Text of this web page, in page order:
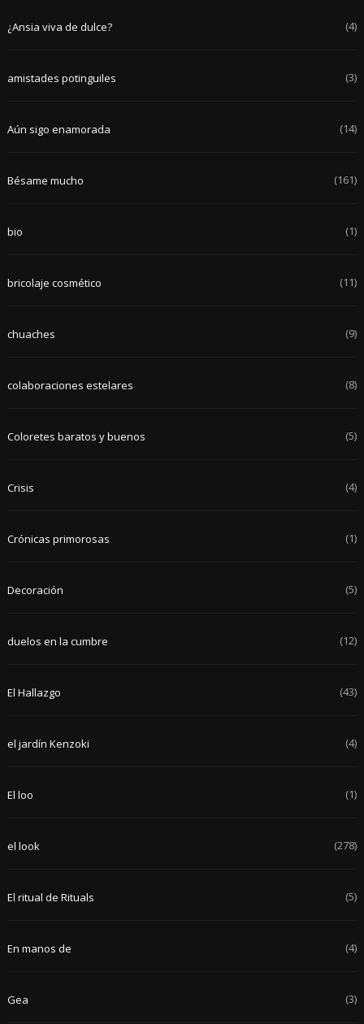
¿Ansia viva de dulce? (4)
amistades potinguiles (3)
Aún sigo enamorada (14)
Bésame mucho (161)
bio (1)
bricolaje cosmético (11)
chuaches (9)
colaboraciones estelares (8)
Coloretes baratos y buenos (5)
Crisis (4)
Crónicas primorosas (1)
Decoración (5)
duelos en la cumbre (12)
El Hallazgo (43)
el jardín Kenzoki (4)
El loo (1)
el look (278)
El ritual de Rituals (5)
En manos de (4)
Gea (3)